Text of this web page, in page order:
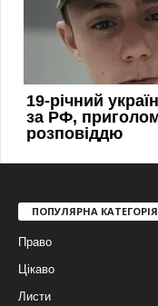
ПОПУЛЯРНА КАТЕГОРІЯ
Право
Цікаво
Листи